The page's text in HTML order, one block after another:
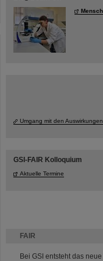
FAIR
Bei GSI entsteht das
Umgang mit den
GSI-FAIR Kolloquium
Aktuelle Termine